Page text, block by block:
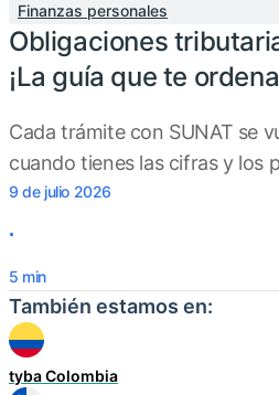
Finanzas personales
Obligaciones
¡La guía que te
Cada trámite con SUNAT se
cuando tienes las cifras y los
9 de julio 2026
.
5 min
También estamos en:
tyba Colombia